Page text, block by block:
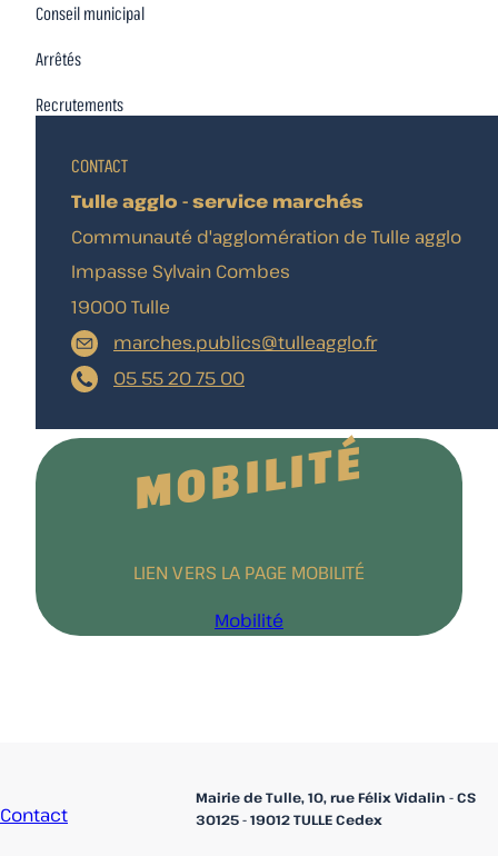
Conseil municipal
Arrêtés
Recrutements
CONTACT
Tulle agglo - service marchés
Communauté d'agglomération de Tulle agglo
Impasse Sylvain Combes
19000 Tulle
marches.publics@tulleagglo.fr
05 55 20 75 00
MOBILITÉ
LIEN VERS LA PAGE MOBILITÉ
Mobilité
Contact
Mairie de Tulle, 10, rue Félix Vidalin - CS
30125 - 19012 TULLE Cedex